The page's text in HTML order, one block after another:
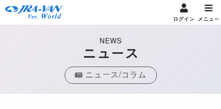
ログイン メニュー
NEWS
ニュース
ニュース/コラム